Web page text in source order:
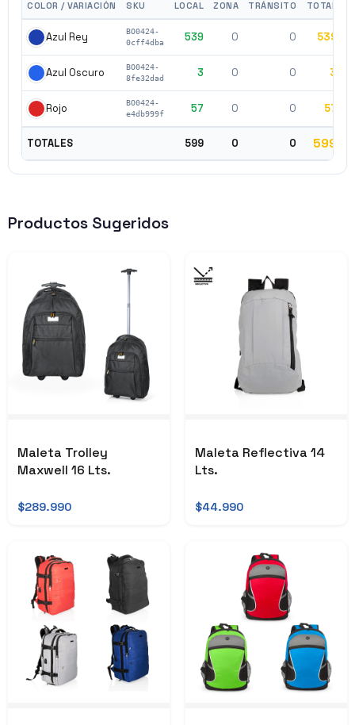
COLOR / VARIACIÓN SKU LOCAL ZONA TRÁNSITO TOTAL
Azul Rey
BO0424-
0cff4dba
539 0 0 539
Azul Oscuro
BO0424-
8fe32dad
3 0 0 3
Rojo
BO0424-
e4db999f
57 0 0 57
TOTALES 599 0 0 599
Productos Sugeridos
Maleta Trolley
Maxwell 16 Lts.
$289.990
Maleta Reflectiva 14
Lts.
$44.990